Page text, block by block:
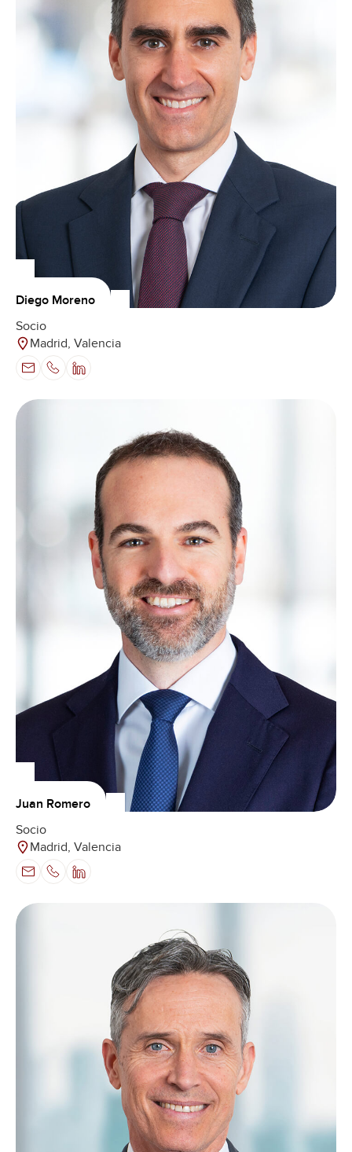
Diego Moreno
Socio
Madrid, Valencia
Juan Romero
Socio
Madrid, Valencia